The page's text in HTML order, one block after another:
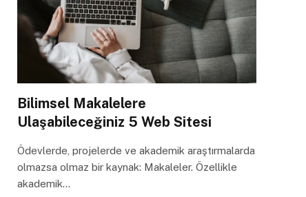
Bilimsel Makalelere
Ulaşabileceğiniz 5 Web Sitesi
Ödevlerde, projelerde ve akademik araştırmalarda
olmazsa olmaz bir kaynak: Makaleler. Özellikle
akademik…